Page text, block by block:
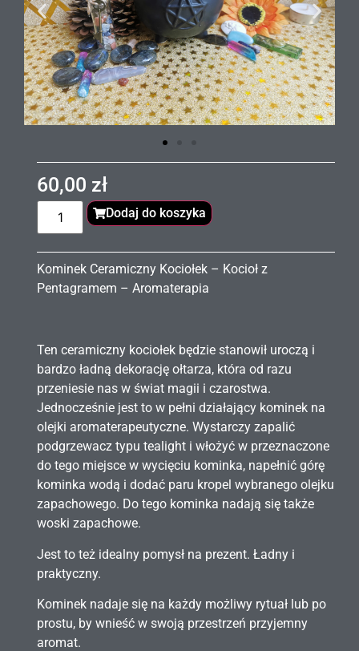
60,00 zł
Dodaj do koszyka
Kominek Ceramiczny Kociołek – Kocioł z
Pentagramem – Aromaterapia
Ten ceramiczny kociołek będzie stanowił uroczą i
bardzo ładną dekorację ołtarza, która od razu
przeniesie nas w świat magii i czarostwa.
Jednocześnie jest to w pełni działający kominek na
olejki aromaterapeutyczne. Wystarczy zapalić
podgrzewacz typu tealight i włożyć w przeznaczone
do tego miejsce w wycięciu kominka, napełnić górę
kominka wodą i dodać paru kropel wybranego olejku
zapachowego. Do tego kominka nadają się także
woski zapachowe.
Jest to też idealny pomysł na prezent. Ładny i
praktyczny.
Kominek nadaje się na każdy możliwy rytuał lub po
prostu, by wnieść w swoją przestrzeń przyjemny
aromat.